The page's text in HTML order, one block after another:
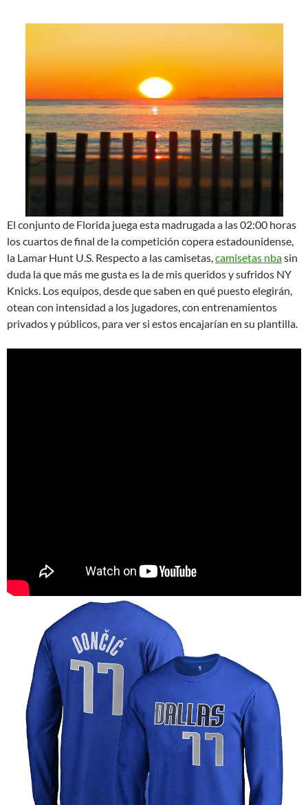
El conjunto de Florida juega esta madrugada a las 02:00 horas
los cuartos de final de la competición copera estadounidense,
la Lamar Hunt U.S. Respecto a las camisetas,camisetas nbasin
duda la que más me gusta es la de mis queridos y sufridos NY
Knicks. Los equipos, desde que saben en qué puesto elegirán,
otean con intensidad a los jugadores, con entrenamientos
privados y públicos, para ver si estos encajarían en su plantilla.